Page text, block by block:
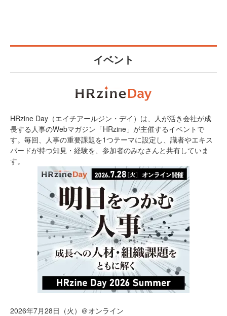
イベント
HRzine Day（エイチアールジン・デイ）は、人が活き会社が成
長する人事のWebマガジン「HRzine」が主催するイベントで
す。毎回、人事の重要課題を1つテーマに設定し、識者やエキス
パードが持つ知見・経験を、参加者のみなさんと共有していま
す。
2026年7月28日（火）＠オンライン